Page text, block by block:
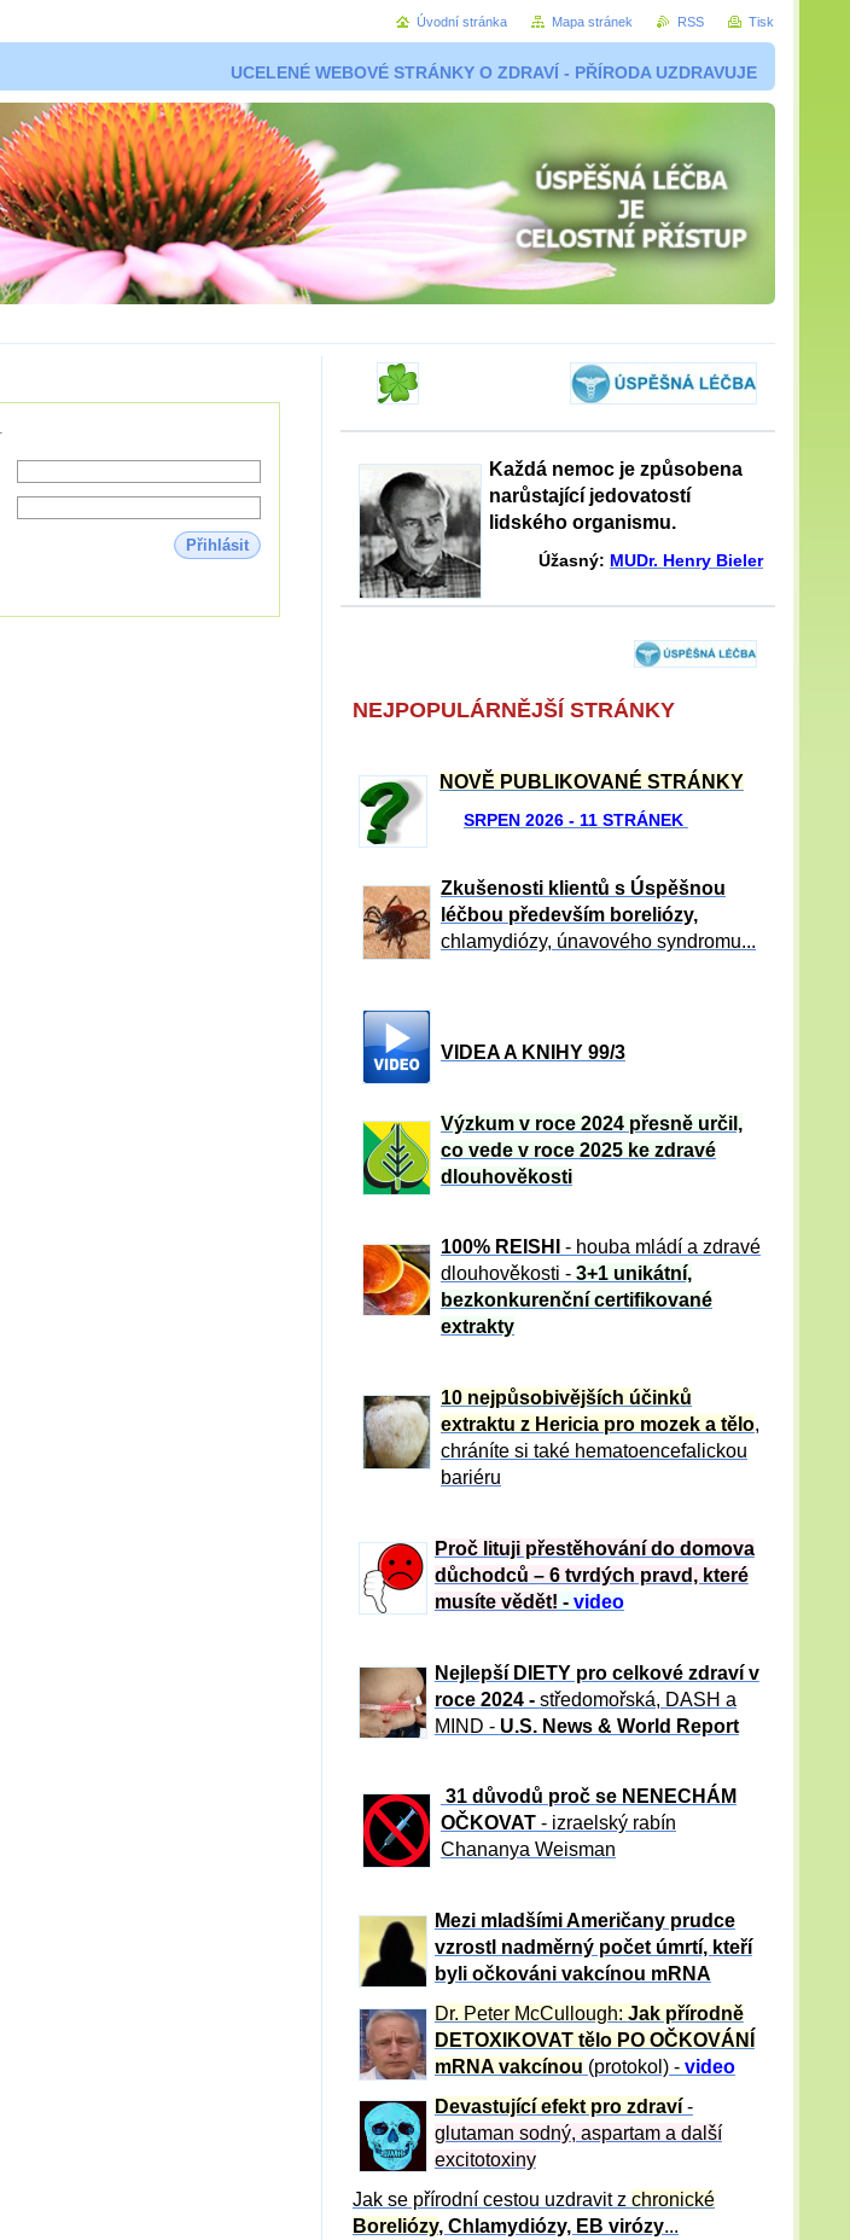
UCELENÉ WEBOVÉ STRÁNKY O ZDRAVÍ - PŘÍRODA UZDRAVUJE
Přihlásit
Každá nemoc je způsobena
narůstající jedovatostí
lidského organismu.
Úžasný: MUDr. Henry Bieler
NEJPOPULÁRNĚJŠÍ STRÁNKY
NOVĚ PUBLIKOVANÉ STRÁNKY
SRPEN 2026 - 11 STRÁNEK
Zkušenosti klientů s Úspěšnou
léčbou především boreliózy,
chlamydiózy, únavového syndromu...
VIDEA A KNIHY 99/3
Výzkum v roce 2024 přesně určil,
co vede v roce 2025 ke zdravé
dlouhověkosti
100% REISHI
- houba mládí a zdravé
dlouhověkosti - 3+1 unikátní,
bezkonkurenční certifikované
extrakty
10 nejpůsobivějších účinků
extraktu z Hericia pro mozek a tělo,
chráníte si také hematoencefalickou
bariéru
Proč lituji přestěhování do domova
důchodců – 6 tvrdých pravd, které
musíte vědět! - video
Nejlepší DIETY pro celkové zdraví v
roce 2024 - středomořská, DASH a
MIND - U.S. News & World Report
31 důvod ů proč se NENECHÁM
OČKOVAT - izraelský rabín
Chananya Weisman
Mezi mladšími Američany prudce
vzrostl nadměrný počet úmrtí, kteří
byli očkováni vakcínou mRNA
Dr. Peter McCullough: Jak přírodně
DETOXIKOVAT tělo PO OČKOVÁNÍ
mRNA vakcínou (protokol) - video
Devastující efekt pro zdraví-
glutaman sodný, aspartam a další
excitotoxiny
Jak se přírodní cestou uzdravit z chronické
Boreliózy, Chlamydiózy, EB virózy...
Úvodní stránka Mapa stránek RSS Tisk